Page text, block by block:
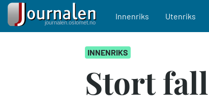
Main
Innenriks Utenriks
INNENRIKS
Stort